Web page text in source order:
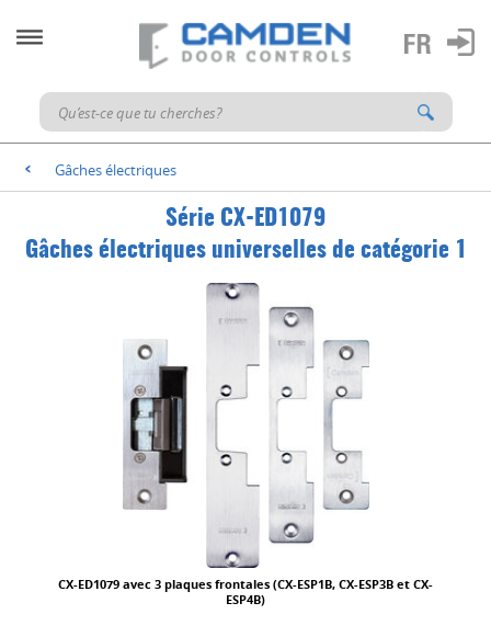
< Gâches électriques
Série CX-ED1079
Gâches électriques universelles de catégorie 1
CX-ED1079 avec 3 plaques frontales (CX-ESP1B, CX-ESP3B et CX-
ESP4B)